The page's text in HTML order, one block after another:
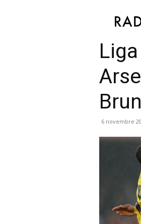
6 novembre